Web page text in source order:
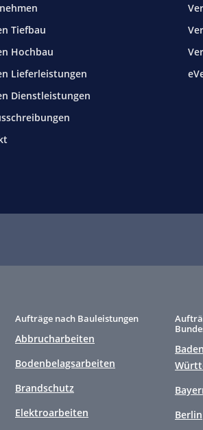
Tiefbau
Hochbau
Lieferleistungen
Dienstleistungen
Aufträge nach Bauleistungen
Abbrucharbeiten
Bodenbelagsarbeiten
Brandschutz
Elektroarbeiten
Berlin